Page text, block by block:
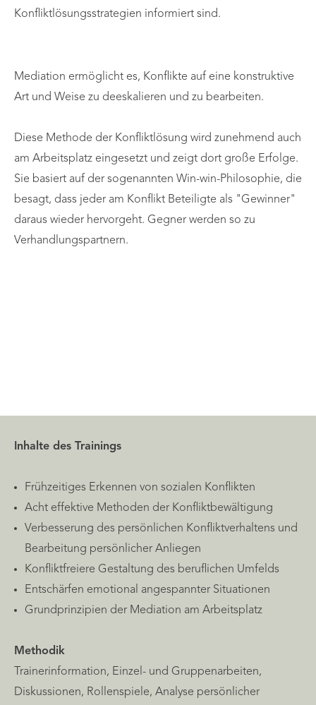
Konfliktlösungsstrategien informiert sind.
Mediation ermöglicht es, Konflikte auf eine konstruktive
Art und Weise zu deeskalieren und zu bearbeiten.
Diese Methode der Konfliktlösung wird zunehmend auch
am Arbeitsplatz eingesetzt und zeigt dort große Erfolge.
Sie basiert auf der sogenannten Win-win-Philosophie, die
besagt, dass jeder am Konflikt Beteiligte als "Gewinner"
daraus wieder hervorgeht. Gegner werden so zu
Verhandlungspartnern.
Inhalte des Trainings
Frühzeitiges Erkennen von sozialen Konflikten
Acht effektive Methoden der Konfliktbewältigung
Verbesserung des persönlichen Konfliktverhaltens und
Bearbeitung persönlicher Anliegen
Konfliktfreiere Gestaltung des beruflichen Umfelds
Entschärfen emotional angespannter Situationen
Grundprinzipien der Mediation am Arbeitsplatz
Methodik
Trainerinformation, Einzel- und Gruppenarbeiten,
Diskussionen, Rollenspiele, Analyse persönlicher